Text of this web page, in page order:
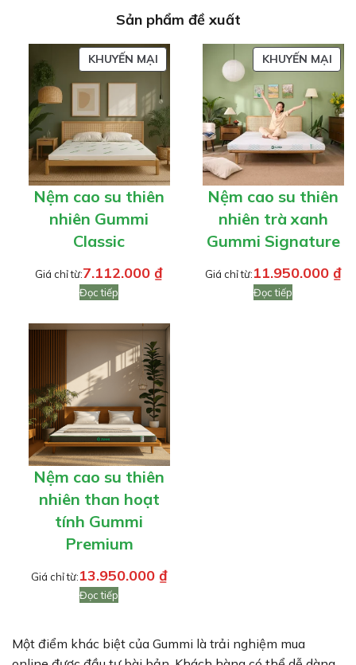
Sản phẩm đề xuất
KHUYẾN MẠISẢN
PHẨM
ĐANG
GIẢM
GIÁ
Nệm cao su thiên
nhiên Gummi
Classic
Giá chỉ từ:7.112.000 ₫
Đọc tiếp
KHUYẾN MẠISẢN
GIÁ
Nệm cao su thiên
nhiên trà xanh
Gummi Signature
Giá chỉ từ:11.950.000 ₫
Đọc tiếp
Nệm cao su thiên
nhiên than hoạt
tính Gummi
Premium
Giá chỉ từ:13.950.000 ₫
Đọc tiếp
Một điểm khác biệt của Gummi là trải nghiệm mua